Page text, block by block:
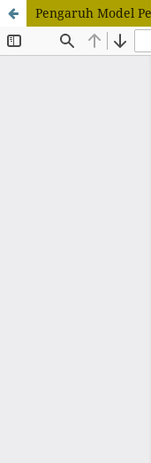
Pengaruh Model